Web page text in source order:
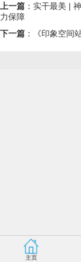
上一篇 ： 实干最美 |
力保障
下一篇 ： 《印象空间
主页